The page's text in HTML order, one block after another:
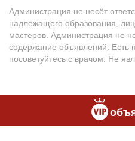
Администрация не несёт
надлежащего образования,
мастеров. Администрация не
содержание объявлений. Есть
посоветуйтесь с врачом. Не